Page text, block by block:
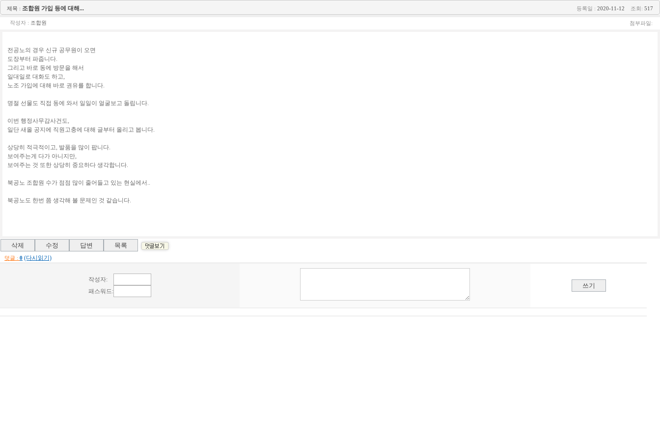
제목 : 조합원 가입 등에 대해... 등록일 : 2020-11-12 조회: 517
작성자 : 조합원 첨부파일:
전공노의 경우 신규 공무원이 오면
도장부터 파줍니다.
그리고 바로 동에 방문을 해서
일대일로 대화도 하고,
노조 가입에 대해 바로 권유를 합니다.
명절 선물도 직접 동에 와서 일일이 얼굴보고 돌립니다.
이번 행정사무감사건도,
일단 새올 공지에 직원고충에 대해 글부터 올리고 봅니다.
상당히 적극적이고, 발품을 많이 팝니다.
보여주는게 다가 아니지만,
보여주는 것 또한 상당히 중요하다 생각합니다.
북공노 조합원 수가 점점 많이 줄어들고 있는 현실에서..
북공노도 한번 쯤 생각해 볼 문제인 것 같습니다.
덧글 : 0 (다시읽기)